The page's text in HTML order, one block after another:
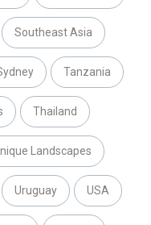
Southeast Asia
Tanzania
Thailand
Landscapes
Uruguay USA